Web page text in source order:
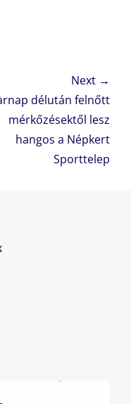
Next →
délután felnőtt
mérkőzésektől lesz
hangos a Népkert
Sporttelep